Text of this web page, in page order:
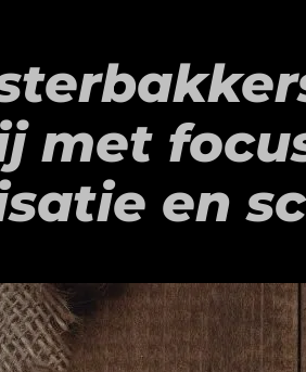
met
en
bakkerijen zich kunnen